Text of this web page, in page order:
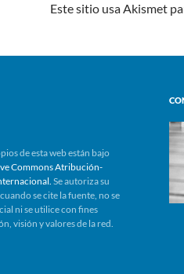
Este sitio usa Akismet
de esta web están bajo
Commons Atribución-
Se autoriza su
se cite la fuente, no se
ni se utilice con fines
visión y valores de la red.